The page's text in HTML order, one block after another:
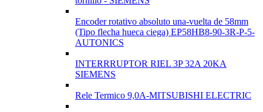
Encoder rotativo absoluto una-vuelta de 58mm
(Tipo flecha hueca ciega) EP58HB8-90-3R-P-5-
AUTONICS
INTERRRUPTOR RIEL 3P 32A 20KA
SIEMENS
Rele Termico 9,0A-MITSUBISHI ELECTRIC